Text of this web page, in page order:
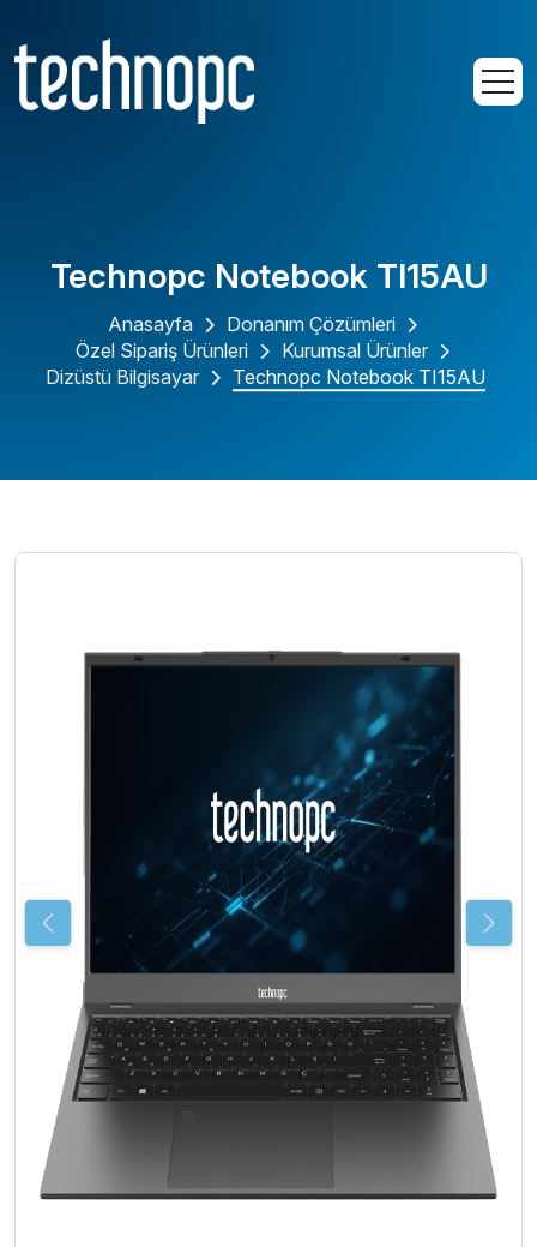
Technopc Notebook TI15AU
Anasayfa
Donanım Çözümleri
Özel Sipariş Ürünleri
Kurumsal Ürünler
Dizüstü Bilgisayar
Technopc Notebook TI15AU